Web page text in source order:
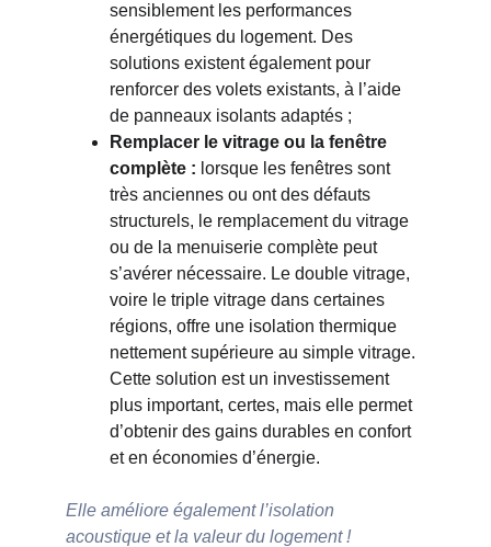
sensiblement les performances
énergétiques du logement. Des
solutions existent également pour
renforcer des volets existants, à l’aide
de panneaux isolants adaptés ;
Remplacer le vitrage ou la fenêtre
complète : lorsque les fenêtres sont
très anciennes ou ont des défauts
structurels, le remplacement du vitrage
ou de la menuiserie complète peut
s’avérer nécessaire. Le double vitrage,
voire le triple vitrage dans certaines
régions, offre une isolation thermique
nettement supérieure au simple vitrage.
Cette solution est un investissement
plus important, certes, mais elle permet
d’obtenir des gains durables en confort
et en économies d’énergie.
Elle améliore également l’isolation
acoustique et la valeur du logement !